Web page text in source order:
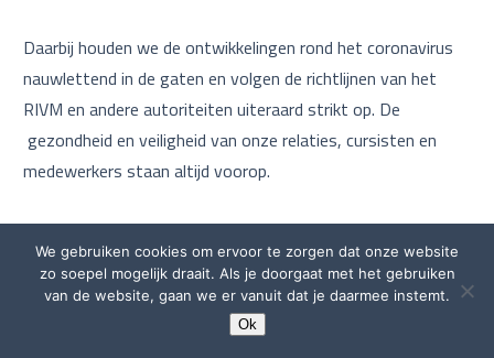
Daarbij houden we de ontwikkelingen rond het coronavirus
nauwlettend in de gaten en volgen de richtlijnen van het
RIVM en andere autoriteiten uiteraard strikt op. De
gezondheid en veiligheid van onze relaties, cursisten en
medewerkers staan altijd voorop.
1,5-meter afstandsgrens
Omdat we gedurende een langere periode de 1,5-meter
afstandsgrens in onze maatschappij in acht zullen moeten
nemen, dus ook in de leslokalen, hebben wij voor al onze
We gebruiken cookies om ervoor te zorgen dat onze website
zo soepel mogelijk draait. Als je doorgaat met het gebruiken
van de website, gaan we er vanuit dat je daarmee instemt.
Ok